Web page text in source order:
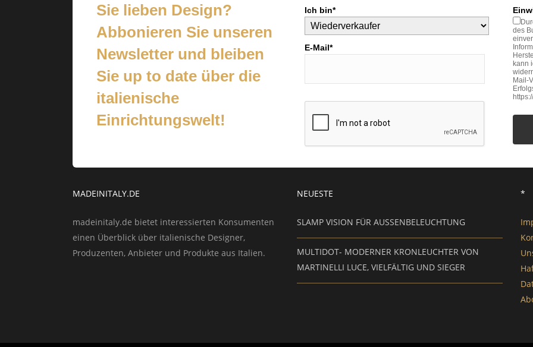
Sie lieben Design?
Abbonieren Sie unseren
Newsletter und bleiben
Sie up to date über die
italienische
Einrichtungswelt!
Ich bin*
E-Mail*
des
kann
Mail-
MADEINITALY.DE
madeinitaly.de bietet interessierten Konsumenten
einen Überblick über italienische Designer,
Produzenten, Anbieter und Produkte aus Italien.
NEUESTE
SLAMP VISION FÜR AUSSENBELEUCHTUNG
MULTIDOT- MODERNER KRONLEUCHTER VON
MARTINELLI LUCE, VIELFÄLTIG UND SIEGER
*